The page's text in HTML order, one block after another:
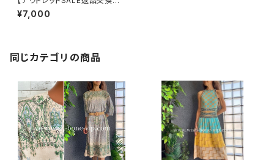
可8/20まで】フランス製インポ
ートワンピース｜カシュクールワ
¥7,000
同じカテゴリの商品